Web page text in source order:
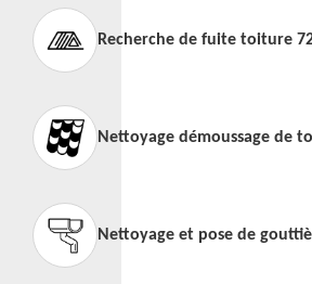
Recherche de fuite toiture
Nettoyage démoussage de
Nettoyage et pose de